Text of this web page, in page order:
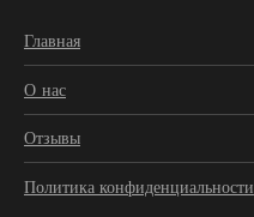
Главная
О нас
Отзывы
Политика конфиденциальности